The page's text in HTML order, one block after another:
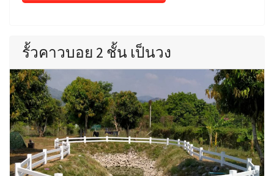
รั้วคาวบอย 2 ชั้น เป็นวง